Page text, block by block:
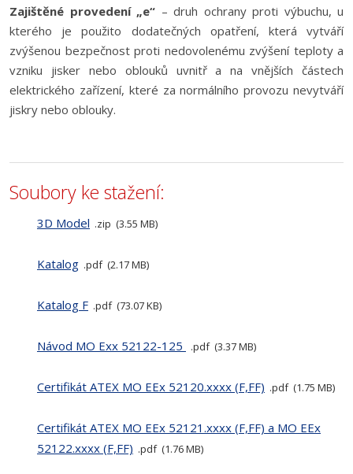
Zajištěné provedení „e“ – druh ochrany proti výbuchu, u
kterého je použito dodatečných opatření, která vytváří
zvýšenou bezpečnost proti nedovolenému zvýšení teploty a
vzniku jisker nebo oblouků uvnitř a na vnějších částech
elektrického zařízení, které za normálního provozu nevytváří
jiskry nebo oblouky.
Soubory ke stažení:
3D Model zip 3.55 MB
Katalog pdf 2.17 MB
Katalog F pdf 73.07 KB
Návod MO Exx 52122-125 pdf 3.37 MB
Certifikát ATEX MO EEx 52120.xxxx (F,FF) pdf 1.75 MB
Certifikát ATEX MO EEx 52121.xxxx (F,FF) a MO EEx
52122.xxxx (F,FF) pdf 1.76 MB